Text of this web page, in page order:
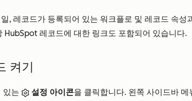
, 레코드가 등록되어 있는 워크플로 및 레코드 속성
HubSpot 레코드에 대한 링크도 포함되어 있습니다.
켜기
있는 설정 아이콘을 클릭합니다. 왼쪽 사이드바 메